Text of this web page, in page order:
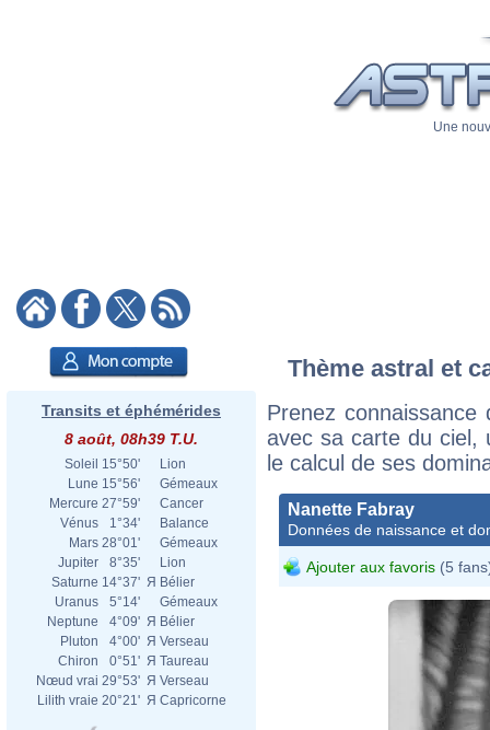
Une
Transits et éphémérides
8 août, 08h39 T.U.
Soleil 15°50'
Lion
Lune 15°56'
Gémeaux
Mercure 27°59'
Cancer
Vénus
1°34'
Balance
Mars 28°01'
Gémeaux
Jupiter
8°35'
Lion
Saturne 14°37' Я Bélier
Uranus
5°14'
Gémeaux
Neptune
4°09' Я Bélier
Pluton
4°00' Я Verseau
Chiron
0°51' Я Taureau
Nœud vrai 29°53' Я Verseau
Lilith vraie 20°21' Я Capricorne
Thème astral et
Prenez
avec sa carte du ciel,
le calcul de ses
Nanette Fabray
Données de naissance et
Ajouter aux favoris (5